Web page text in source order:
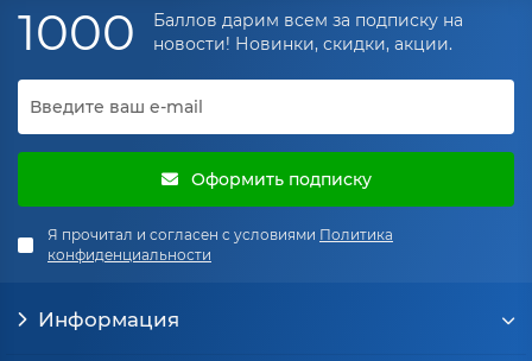
1000
Баллов дарим всем за подписку на
новости! Новинки, скидки, акции.
Оформить подписку
Я прочитал и согласен с условиями Политика
конфиденциальности
Информация